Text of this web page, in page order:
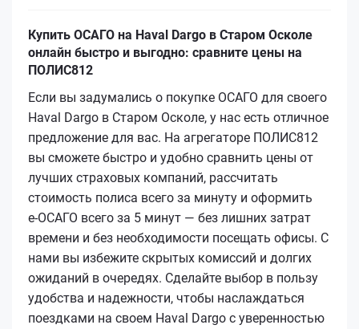
Купить ОСАГО на Haval Dargo в Старом Осколе
онлайн быстро и выгодно: сравните цены на
ПОЛИС812
Если вы задумались о покупке ОСАГО для своего
Haval Dargo в Старом Осколе, у нас есть отличное
предложение для вас. На агрегаторе ПОЛИС812
вы сможете быстро и удобно сравнить цены от
лучших страховых компаний, рассчитать
стоимость полиса всего за минуту и оформить
е‑ОСАГО всего за 5 минут — без лишних затрат
времени и без необходимости посещать офисы. С
нами вы избежите скрытых комиссий и долгих
ожиданий в очередях. Сделайте выбор в пользу
удобства и надежности, чтобы наслаждаться
поездками на своем Haval Dargo с уверенностью